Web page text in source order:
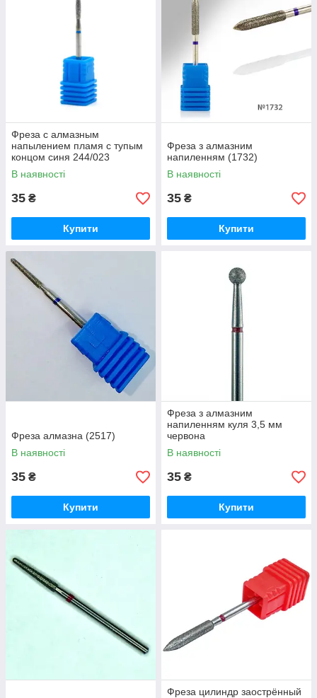
Фреза с алмазным
напылением пламя с тупым
концом синя 244/023
В наявності
35 ₴
Купити
Фреза з алмазним
напиленням (1732)
В наявності
35 ₴
Купити
Фреза алмазна (2517)
В наявності
35 ₴
Купити
Фреза з алмазним
напиленням куля 3,5 мм
червона
В наявності
35 ₴
Купити
Фреза цилиндр заострённый